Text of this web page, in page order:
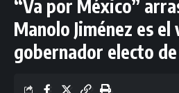
“Va por México”
Manolo Jiménez es
gobernador electo